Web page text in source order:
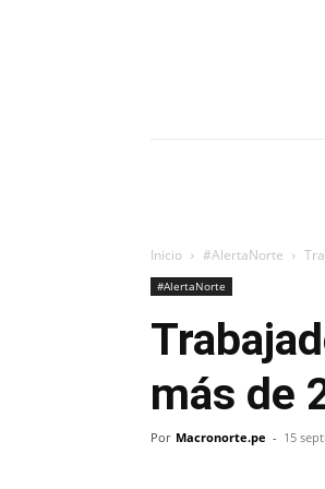
Inicio #AlertaNorte
#AlertaNorte
más de
Por Macronorte.pe - 15